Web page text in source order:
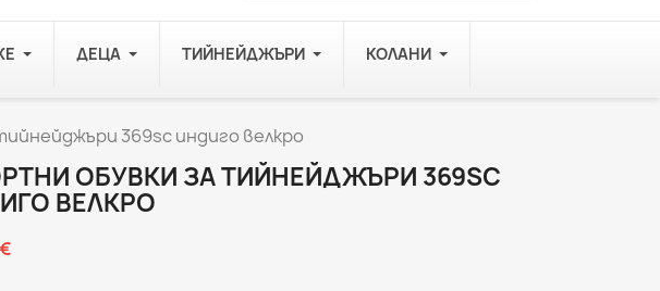
ДЕЦА ТИЙНЕЙДЖЪРИ КОЛАНИ
369sc индиго велкро
ОБУВКИ ЗА ТИЙНЕЙДЖЪРИ 369SC
ВЕЛКРО